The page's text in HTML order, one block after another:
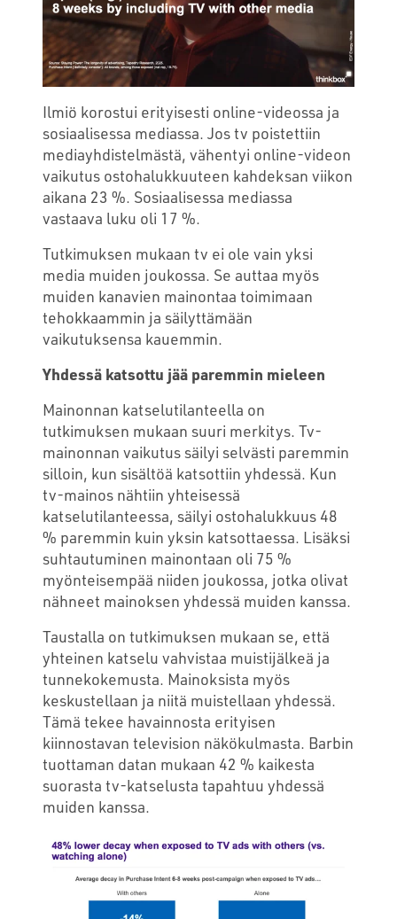
Ilmiö korostui erityisesti online-videossa ja
sosiaalisessa mediassa. Jos tv poistettiin
mediayhdistelmästä, vähentyi online-videon
vaikutus ostohalukkuuteen kahdeksan viikon
aikana 23 %. Sosiaalisessa mediassa
vastaava luku oli 17 %.
Tutkimuksen mukaan tv ei ole vain yksi
media muiden joukossa. Se auttaa myös
muiden kanavien mainontaa toimimaan
tehokkaammin ja säilyttämään
vaikutuksensa kauemmin.
Yhdessä katsottu jää paremmin mieleen
Mainonnan katselutilanteella on
tutkimuksen mukaan suuri merkitys. Tv-
mainonnan vaikutus säilyi selvästi paremmin
silloin, kun sisältöä katsottiin yhdessä. Kun
tv-mainos nähtiin yhteisessä
katselutilanteessa, säilyi ostohalukkuus 48
% paremmin kuin yksin katsottaessa. Lisäksi
suhtautuminen mainontaan oli 75 %
myönteisempää niiden joukossa, jotka olivat
nähneet mainoksen yhdessä muiden kanssa.
Taustalla on tutkimuksen mukaan se, että
yhteinen katselu vahvistaa muistijälkeä ja
tunnekokemusta. Mainoksista myös
keskustellaan ja niitä muistellaan yhdessä.
Tämä tekee havainnosta erityisen
kiinnostavan television näkökulmasta. Barbin
tuottaman datan mukaan 42 % kaikesta
suorasta tv-katselusta tapahtuu yhdessä
muiden kanssa.